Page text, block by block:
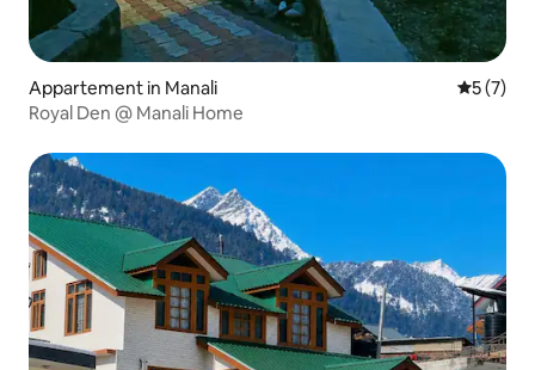
Appartement in Manali
5 (7)
Royal Den @ Manali Home